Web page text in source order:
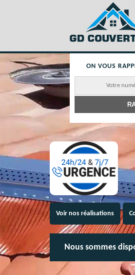
Voir nos réalisations
Nous sommes
ON VOUS